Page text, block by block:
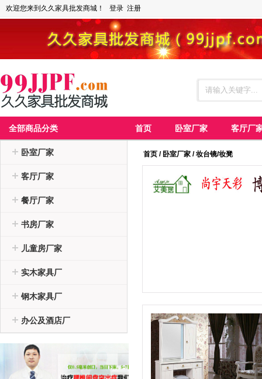
欢迎您来到久久家具批发商城！ 登录 注册
全部商品分类 首页 卧室厂家 客厅厂
卧室厂家
客厅厂家
餐厅厂家
书房厂家
儿童房厂家
实木家具厂
钢木家具厂
办公及酒店厂
首页 / 卧室厂家 /妆台镜/妆凳